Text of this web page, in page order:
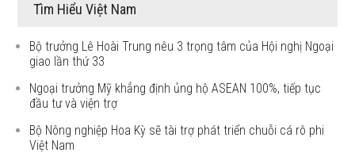
Tìm Hiểu Việt Nam
Bộ trưởng Lê Hoài Trung nêu 3 trọng tâm của Hội nghị Ngoại
giao lần thứ 33
Ngoại trưởng Mỹ khẳng định ủng hộ ASEAN 100%, tiếp tục
đầu tư và viện trợ
Bộ Nông nghiệp Hoa Kỳ sẽ tài trợ phát triển chuỗi cá rô phi
Việt Nam